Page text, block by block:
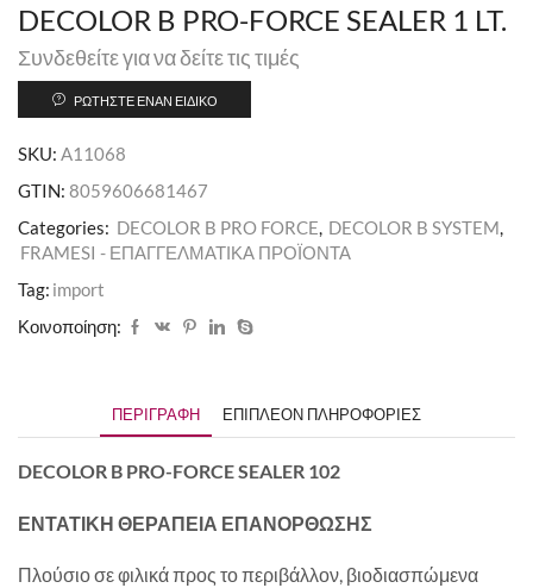
DECOLOR B PRO-FORCE SEALER 1 LT.
Συνδεθείτε για να δείτε τις τιμές
ΡΩΤΉΣΤΕ ΈΝΑΝ ΕΙΔΙΚΌ
SKU: A11068
GTIN: 8059606681467
Categories: DECOLOR B PRO FORCE, DECOLOR B SYSTEM,
FRAMESI - ΕΠΑΓΓΕΛΜΑΤΙΚΑ ΠΡΟΪΟΝΤΑ
Tag: import
Κοινοποίηση:
ΠΕΡΙΓΡΑΦΉ ΕΠΙΠΛΈΟΝ ΠΛΗΡΟΦΟΡΊΕΣ
DECOLOR B PRO-FORCE SEALER 102
ΕΝΤΑΤΙΚΗ ΘΕΡΑΠΕΙΑ ΕΠΑΝΟΡΘΩΣΗΣ
Πλούσιο σε φιλικά προς το περιβάλλον, βιοδιασπώμενα